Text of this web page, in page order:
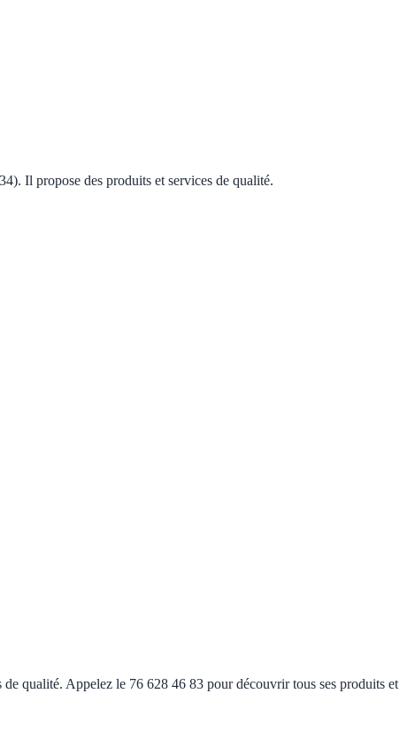
Il propose des produits et services de qualité.
qualité. Appelez le 76 628 46 83 pour découvrir tous ses produits et